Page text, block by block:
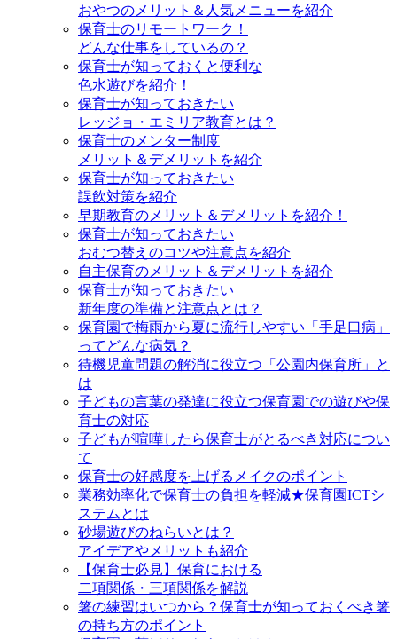
おやつのメリット＆人気メニューを紹介
保育士のリモートワーク！
どんな仕事をしているの？
保育士が知っておくと便利な
色水遊びを紹介！
保育士が知っておきたい
レッジョ・エミリア教育とは？
保育士のメンター制度
メリット＆デメリットを紹介
保育士が知っておきたい
誤飲対策を紹介
早期教育のメリット＆デメリットを紹介！
保育士が知っておきたい
おむつ替えのコツや注意点を紹介
自主保育のメリット＆デメリットを紹介
保育士が知っておきたい
新年度の準備と注意点とは？
保育園で梅雨から夏に流行しやすい「手足口病」
ってどんな病気？
待機児童問題の解消に役立つ「公園内保育所」と
は
子どもの言葉の発達に役立つ保育園での遊びや保
育士の対応
子どもが喧嘩したら保育士がとるべき対応につい
て
保育士の好感度を上げるメイクのポイント
業務効率化で保育士の負担を軽減★保育園ICTシ
ステムとは
砂場遊びのねらいとは？
アイデアやメリットも紹介
【保育士必見】保育における
二項関係・三項関係を解説
箸の練習はいつから？保育士が知っておくべき箸
の持ち方のポイント